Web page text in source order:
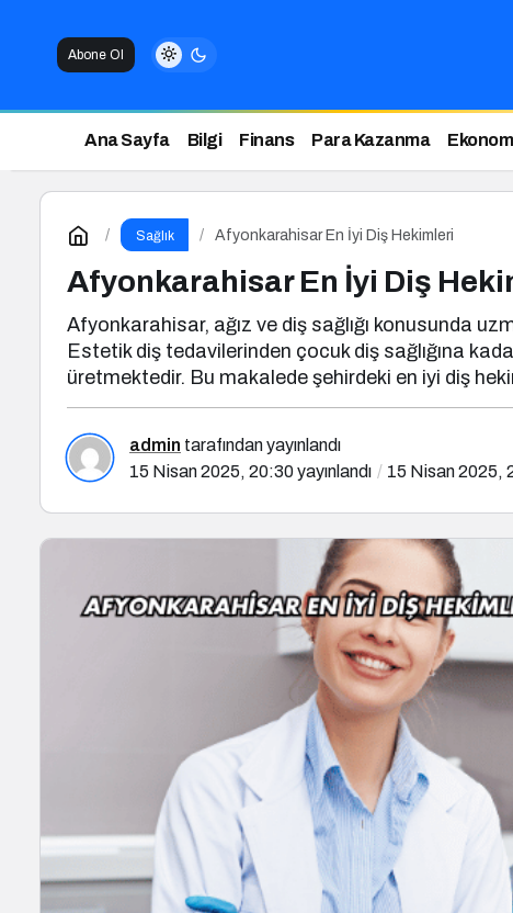
Abone Ol
Ana Sayfa Bilgi Finans Para Kazanma
Sağlık Afyonkarahisar En İyi Diş Hekimleri
Afyonkarahisar En İyi Diş
Afyonkarahisar, ağız ve diş sağlığı konusunda
Estetik diş tedavilerinden çocuk diş sağlığına
üretmektedir. Bu makalede şehirdeki en iyi diş
admin tarafından yayınlandı
15 Nisan 2025, 20:30yayınlandı 15 Nisan 2025,